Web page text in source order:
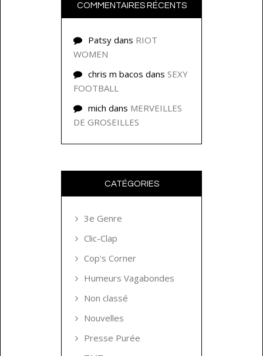
COMMENTAIRES RÉCENTS
Patsy dans RIOT
WOMEN
chris m bacos dans SEXY
FOOTBALL
mich dans MERVEILLES
DE GROSEILLES
CATÉGORIES
3e Genre
Clic-Clap
Cop's Corner
Humeurs Vagabondes
Non classé
Nouvelles
Presse Purée